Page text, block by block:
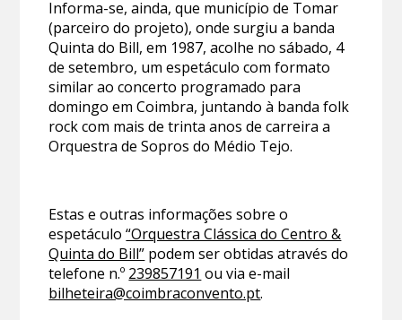
Informa-se, ainda, que município de Tomar
(parceiro do projeto), onde surgiu a banda
Quinta do Bill, em 1987, acolhe no sábado, 4
de setembro, um espetáculo com formato
similar ao concerto programado para
domingo em Coimbra, juntando à banda folk
rock com mais de trinta anos de carreira a
Orquestra de Sopros do Médio Tejo.
Estas e outras informações sobre o
espetáculo“Orquestra Clássica do Centro &
Quinta do Bill” podem ser obtidas através do
telefone n.º 239857191 ou via e-mail
bilheteira@coimbraconvento.pt.